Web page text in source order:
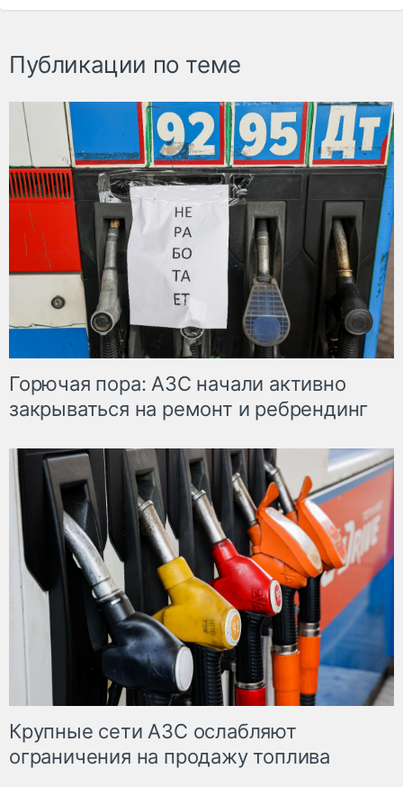
Публикации по теме
Горючая пора: АЗС начали активно
закрываться на ремонт и ребрендинг
Крупные сети АЗС ослабляют
ограничения на продажу топлива